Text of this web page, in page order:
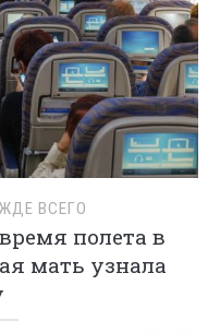
ВСЕГО
полета в
мать узнала